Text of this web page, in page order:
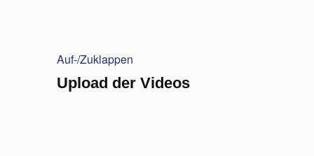
Auf-/Zuklappen
Upload der Videos